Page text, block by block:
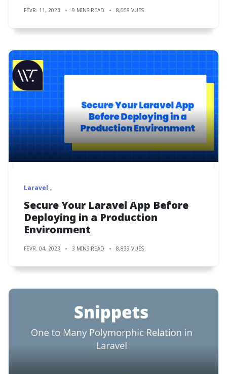
FÉVR. 11, 2023 9 MINS READ 8,668 VUES
Laravel
Secure Your Laravel App Before
Deploying in a Production
Environment
FÉVR. 04, 2023 3 MINS READ 8,839 VUES